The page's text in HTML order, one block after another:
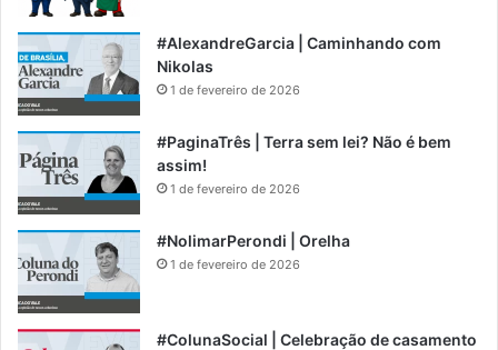
#AlexandreGarcia | Caminhando com
Nikolas
1 de fevereiro de 2026
#PaginaTrês | Terra sem lei? Não é bem
assim!
1 de fevereiro de 2026
#NolimarPerondi | Orelha
1 de fevereiro de 2026
#ColunaSocial | Celebração de casamento